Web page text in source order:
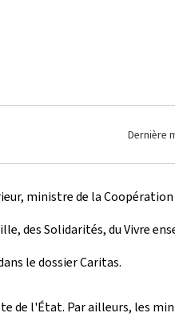
Dernière
ministre de la
des Solidarités, du Vivre
le dossier Caritas.
de l'État. Par ailleurs, les